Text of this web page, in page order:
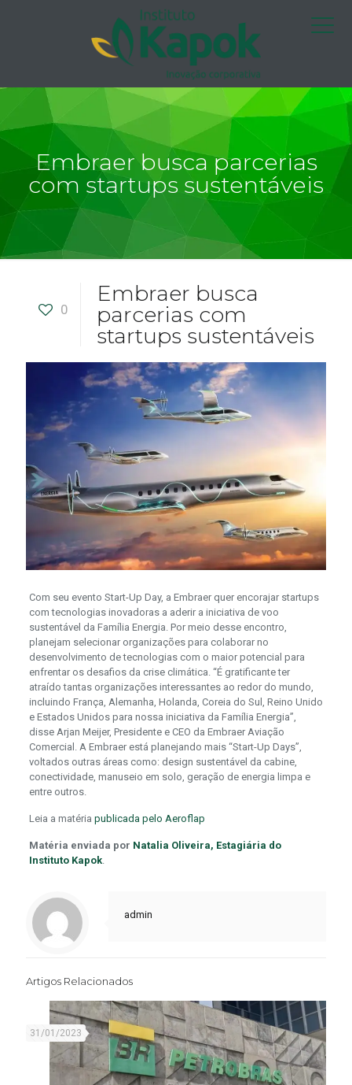
Embraer busca parcerias
com startups sustentáveis
0
Embraer busca
parcerias com
startups sustentáveis
Com seu evento Start-Up Day, a Embraer quer encorajar startups
com tecnologias inovadoras a aderir a iniciativa de voo
sustentável da Família Energia. Por meio desse encontro,
planejam selecionar organizações para colaborar no
desenvolvimento de tecnologias com o maior potencial para
enfrentar os desafios da crise climática. “É gratificante ter
atraído tantas organizações interessantes ao redor do mundo,
incluindo França, Alemanha, Holanda, Coreia do Sul, Reino Unido
e Estados Unidos para nossa iniciativa da Família Energia”,
disse Arjan Meijer, Presidente e CEO da Embraer Aviação
Comercial. A Embraer está planejando mais “Start-Up Days”,
voltados outras áreas como: design sustentável da cabine,
conectividade, manuseio em solo, geração de energia limpa e
entre outros.
Leia a matéria publicada pelo Aeroflap
Matéria enviada por Natalia Oliveira, Estagiária do
Instituto Kapok.
admin
Artigos Relacionados
31/01/2023